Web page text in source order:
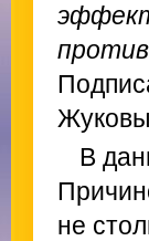
В
не